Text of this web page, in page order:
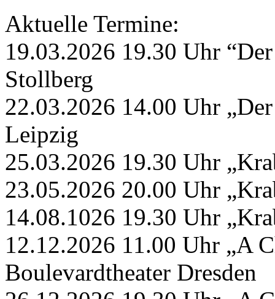
Aktuelle Termine:
19.03.2026 19.30 Uhr
Stollberg
22.03.2026 14.00 Uhr
Leipzig
25.03.2026 19.30 Uhr
23.05.2026 20.00 Uhr
14.08.1026 19.30 Uhr
12.12.2026 11.00 Uhr „A
Boulevardtheater Dresden